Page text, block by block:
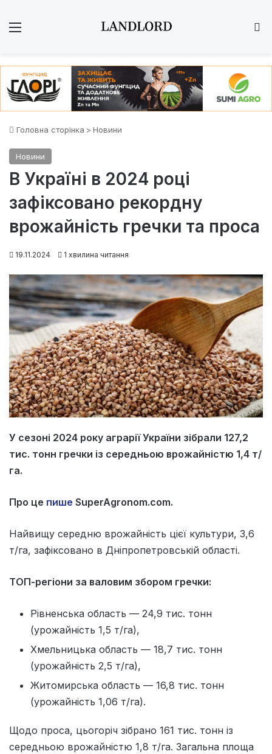
Головна сторінка > Новини
Новини
В Україні в 2024 році
зафіксовано рекордну
врожайність гречки та проса
19.11.2024 1 хвилина читання
У сезоні 2024 року аграрії України зібрали 127,2
тис. тонн гречки із середньою врожайністю 1,4 т/
га.
Про це пише SuperAgronom.com.
Найвищу середню врожайність цієї культури, 3,6
т/га, зафіксовано в Дніпропетровській області.
ТОП-регіони за валовим збором гречки:
Рівненська область — 24,9 тис. тонн
(урожайність 1,5 т/га),
Хмельницька область — 18,7 тис. тонн
(урожайність 2,5 т/га),
Житомирська область — 16,8 тис. тонн
(урожайність 1,06 т/га).
Щодо проса, цьогоріч зібрано 161 тис. тонн із
середньою врожайністю 1,8 т/га. Загальна площа